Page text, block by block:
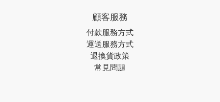
顧客服務
付款服務方式
運送服務方式
退換貨政策
常見問題